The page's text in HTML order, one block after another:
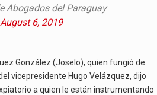
Abogados del Paraguay
August 6, 2019
González (Joselo), quien fungió de
vicepresidente Hugo Velázquez, dijo
a quien le están instrumentando